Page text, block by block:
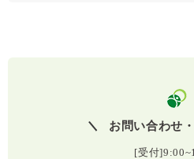
お問い合わせ
[受付